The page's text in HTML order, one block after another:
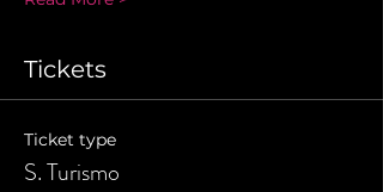
Tickets
Ticket type
S. Turismo